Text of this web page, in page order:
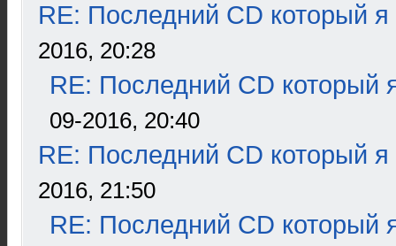
RE: Последний CD который я
2016, 20:28
RE: Последний CD который
09-2016, 20:40
RE: Последний CD который я
2016, 21:50
RE: Последний CD который